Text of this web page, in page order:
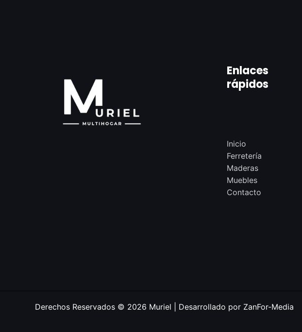
Enlaces
rápidos
Inicio
Ferretería
Maderas
Muebles
Contacto
Derechos Reservados © 2026 Muriel | Desarrollado por ZanFor-Media